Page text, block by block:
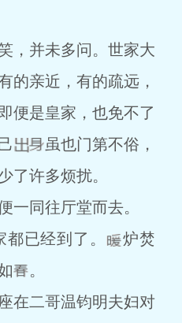
并未多问。世家大
有的亲近，有的疏远，
便是皇家，也免不了
虽也门第不俗，
了许多烦扰。
同往厅堂而去。
都已经到了。
炉焚
。
二哥温钧明夫妇对